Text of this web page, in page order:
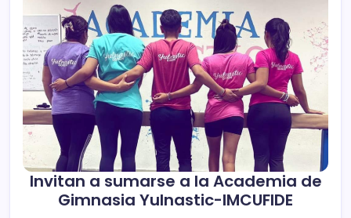
Invitan a sumarse a la Academia de
Gimnasia Yulnastic-IMCUFIDE